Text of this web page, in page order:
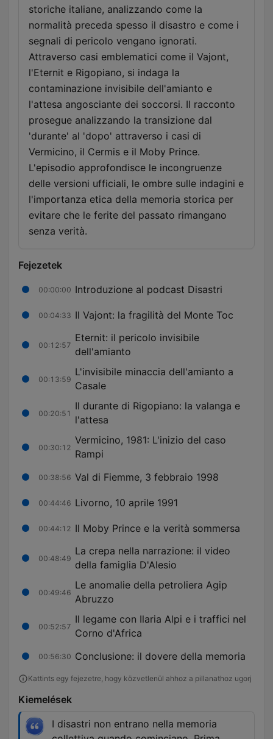
storiche italiane, analizzando come la
normalità preceda spesso il disastro e come i
segnali di pericolo vengano ignorati.
Attraverso casi emblematici come il Vajont,
l'Eternit e Rigopiano, si indaga la
contaminazione invisibile dell'amianto e
l'attesa angosciante dei soccorsi. Il racconto
prosegue analizzando la transizione dal
'durante' al 'dopo' attraverso i casi di
Vermicino, il Cermis e il Moby Prince.
L'episodio approfondisce le incongruenze
delle versioni ufficiali, le ombre sulle indagini e
l'importanza etica della memoria storica per
evitare che le ferite del passato rimangano
senza verità.
Fejezetek
00:00:00 Introduzione al podcast Disastri
00:04:33 Il Vajont: la fragilità del Monte Toc
00:12:57
Eternit: il pericolo invisibile
dell'amianto
00:13:59
L'invisibile minaccia dell'amianto a
Casale
00:20:51
Il durante di Rigopiano: la valanga e
l'attesa
00:30:12
Vermicino, 1981: L'inizio del caso
Rampi
00:38:56 Val di Fiemme, 3 febbraio 1998
00:44:46 Livorno, 10 aprile 1991
00:44:12 Il Moby Prince e la verità sommersa
00:48:49
La crepa nella narrazione: il video
della famiglia D'Alesio
00:49:46
Le anomalie della petroliera Agip
Abruzzo
00:52:57
Il legame con Ilaria Alpi e i traffici nel
Corno d'Africa
00:56:30 Conclusione: il dovere della memoria
Kattints egy fejezetre, hogy közvetlenül ahhoz a pillanathoz ugorj
Kiemelések
I disastri non entrano nella memoria